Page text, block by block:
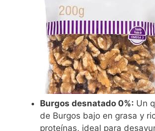
Burgos desnatado 0%: Un
de Burgos bajo en grasa y
proteínas, ideal para